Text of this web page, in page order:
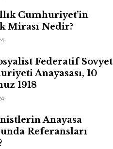
Cumhuriyet’in
Mirası Nedir?
Federatif Sovyet
Anayasası, 10
1918
Anayasa
Referansları